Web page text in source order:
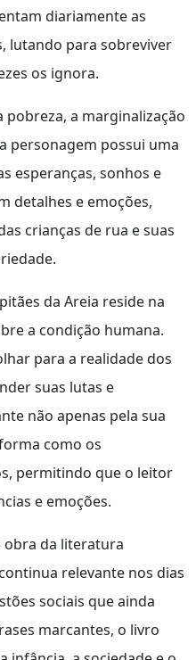
diariamente as
lutando para sobreviver
os ignora.
a marginalização
personagem possui uma
esperanças, sonhos e
detalhes e emoções,
crianças de rua e suas
da Areia reside na
a condição humana.
para a realidade dos
suas lutas e
não apenas pela sua
como os
permitindo que o leitor
e emoções.
obra da literatura
relevante nos dias
sociais que ainda
marcantes, o livro